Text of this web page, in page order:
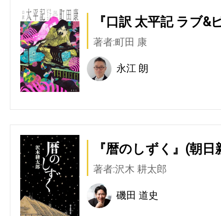
『口訳 太平記 ラブ&
著者:町田 康
永江 朗
『暦のしずく』(朝日
著者:沢木 耕太郎
磯田 道史